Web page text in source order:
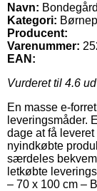
Navn:
Kategori:
Producent:
Varenummer:
EAN:
Vurderet til 4.6
En masse e-
leveringsmåder.
dage at få
nyindkøbte
særdeles
letkøbte
– 70 x 100 cm –